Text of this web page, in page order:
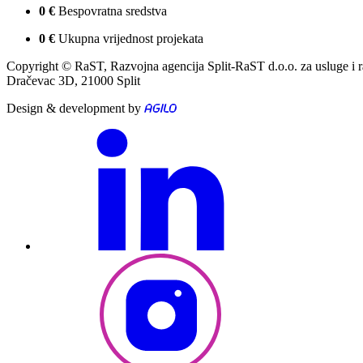
0 € Bespovratna sredstva
0 € Ukupna vrijednost projekata
Copyright © RaST, Razvojna agencija Split-RaST d.o.o. za usluge i
Dračevac 3D, 21000 Split
Design & development by